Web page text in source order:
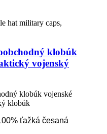
klobúk
vojenský
klobúk vojenské
klobúk
ťažká česaná